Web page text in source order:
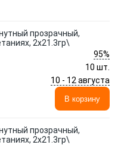
прозрачный,
2х21.3гр\
95%
10 шт.
10 - 12 августа
В корзину
прозрачный,
2х21.3гр\